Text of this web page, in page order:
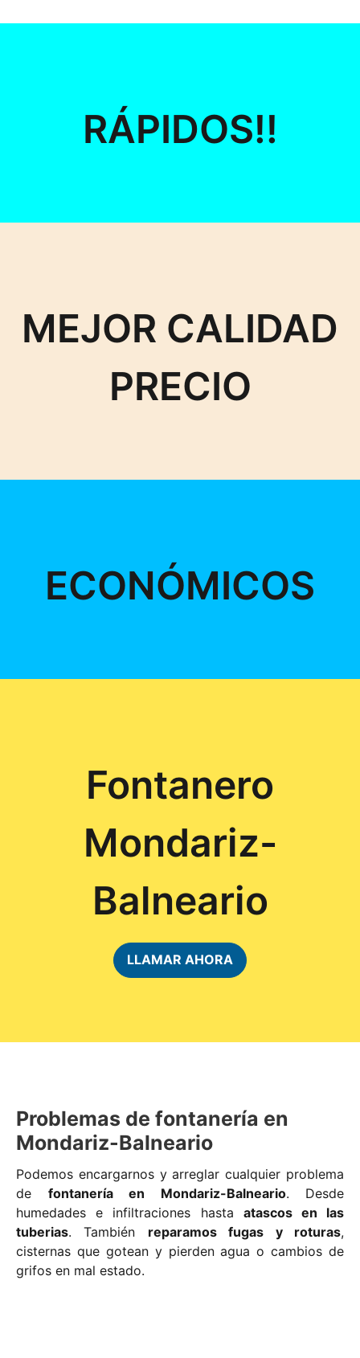
RÁPIDOS!!
MEJOR CALIDAD
PRECIO
ECONÓMICOS
Fontanero
Mondariz-
Balneario
LLAMAR AHORA
Problemas de fontanería en
Mondariz-Balneario
Podemos encargarnos y arreglar cualquier problema
de fontanería en Mondariz-Balneario. Desde
humedades e infiltraciones hasta atascos en las
tuberias. También reparamos fugas y roturas,
cisternas que gotean y pierden agua o cambios de
grifos en mal estado.